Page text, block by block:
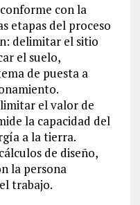
con la
etapas del proceso
delimitar el sitio
el suelo,
de puesta a
el valor de
la capacidad del
a la tierra.
de diseño,
la persona
trabajo.